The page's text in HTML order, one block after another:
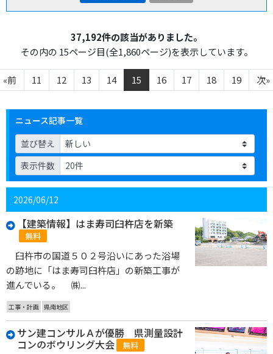
37,192件の該当がありました。
その内の 15ページ目(全1,860ページ)を表示しています。
«前 11 12 13 14 15 16 17 18 19 次»
ニュース記事一覧
並び替え
表示件数
2026/06/12
【建築情報】はま寿司臼杵店を新築
無料
臼杵市の国道５０２号沿いにあった浴場
の跡地に「はま寿司臼杵店」の新築工事が
進んでいる。 ㈱...
工事・計画 県南地区
サン建コンサルＡが優勝 県測量設計
コンのボウリング大会 無料